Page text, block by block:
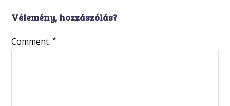
Vélemény, hozzászólás?
Comment *